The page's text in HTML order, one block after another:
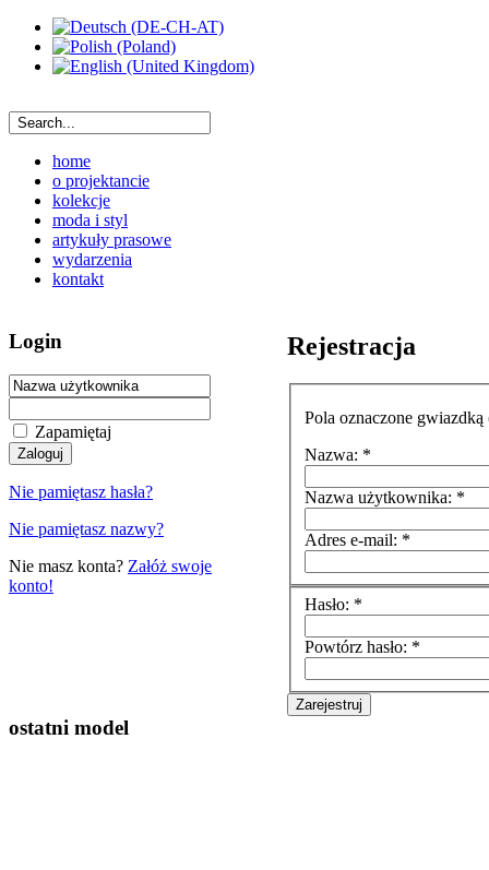
home
o projektancie
kolekcje
moda i styl
artykuły prasowe
wydarzenia
kontakt
Rejestracja
Pola oznaczone
Nazwa: *
Nazwa użytkownika: *
Adres e-mail: *
Hasło: *
Powtórz hasło: *
Login
Zapamiętaj
Nie pamiętasz hasła?
Nie pamiętasz nazwy?
Nie masz konta? Załóż swoje
konto!
ostatni model